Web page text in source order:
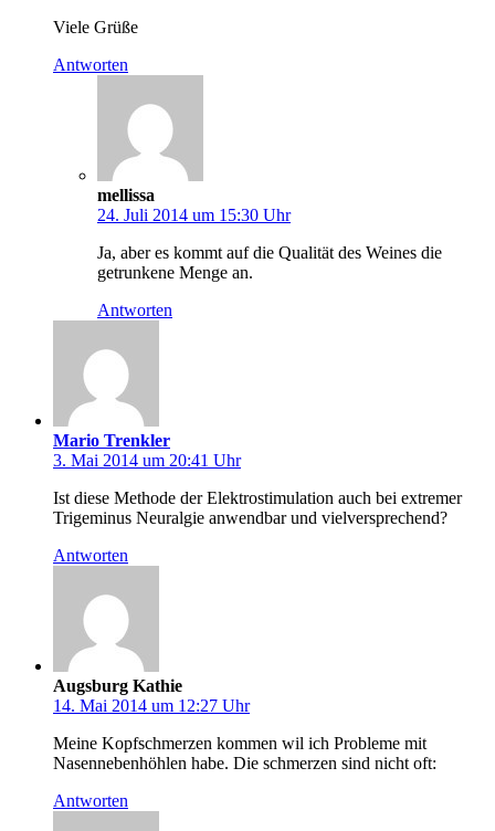
Viele Grüße
Antworten
mellissa
24. Juli 2014 um 15:30 Uhr
Ja, aber es kommt auf die Qualität des Weines die
getrunkene Menge an.
Antworten
Mario Trenkler
3. Mai 2014 um 20:41 Uhr
Ist diese Methode der Elektrostimulation auch bei extremer
Trigeminus Neuralgie anwendbar und vielversprechend?
Antworten
Augsburg Kathie
14. Mai 2014 um 12:27 Uhr
Meine Kopfschmerzen kommen wil ich Probleme mit
Nasennebenhöhlen habe. Die schmerzen sind nicht oft:
Antworten